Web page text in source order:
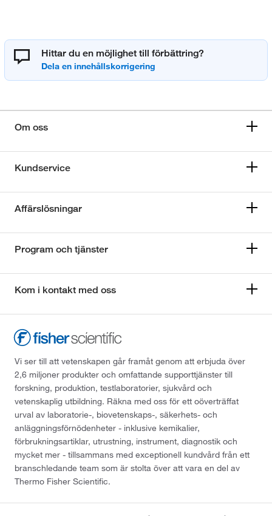
Hittar du en möjlighet till förbättring?
Om oss
Kundservice
Affärslösningar
Program och tjänster
Kom i kontakt med oss
Vi ser till att vetenskapen går framåt genom att erbjuda över
2,6 miljoner produkter och omfattande supporttjänster till
forskning, produktion, testlaboratorier, sjukvård och
vetenskaplig utbildning. Räkna med oss för ett oöverträffat
urval av laboratorie-, biovetenskaps-, säkerhets- och
anläggningsförnödenheter - inklusive kemikalier,
förbrukningsartiklar, utrustning, instrument, diagnostik och
mycket mer - tillsammans med exceptionell kundvård från ett
branschledande team som är stolta över att vara en del av
Thermo Fisher Scientific.